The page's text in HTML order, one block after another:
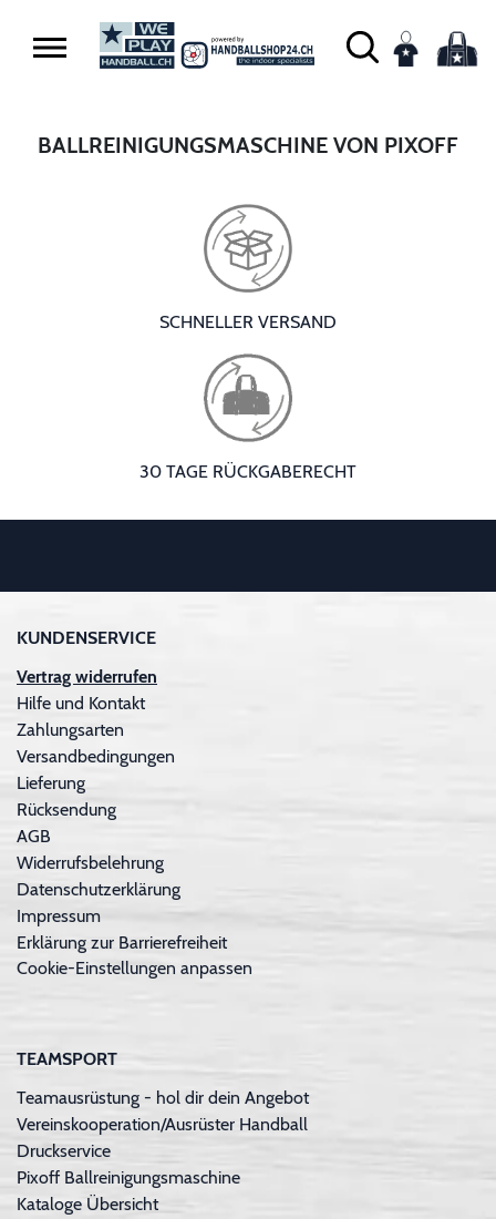
BALLREINIGUNGSMASCHINE VON PIXOFF
SCHNELLER VERSAND
30 TAGE RÜCKGABERECHT
KUNDENSERVICE
Vertrag widerrufen
Hilfe und Kontakt
Zahlungsarten
Versandbedingungen
Lieferung
Rücksendung
AGB
Widerrufsbelehrung
Datenschutzerklärung
Impressum
Erklärung zur Barrierefreiheit
Cookie-Einstellungen anpassen
TEAMSPORT
Teamausrüstung - hol dir dein Angebot
Vereinskooperation/Ausrüster Handball
Druckservice
Pixoff Ballreinigungsmaschine
Kataloge Übersicht